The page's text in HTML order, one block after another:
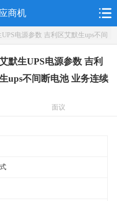
商机
电源参数 吉利区艾默生ups不间
默生UPS电源参数 吉利
ups不间断电池 业务连续
面议